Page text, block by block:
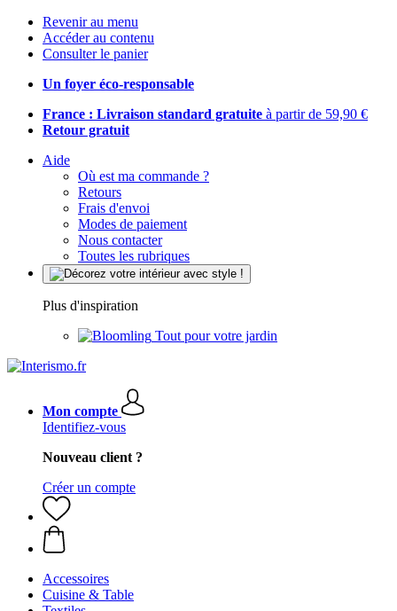
Revenir au menu
Accéder au contenu
Consulter le panier
Un foyer éco-responsable
France : Livraison standard gratuite à partir de 59,90 €
Retour gratuit
Aide
Où est ma commande ?
Retours
Frais d'envoi
Modes de paiement
Nous contacter
Toutes les rubriques
Plus d'inspiration
Tout pour votre jardin
Mon compte
Identifiez-vous
Nouveau client ?
Créer un compte
Accessoires
Cuisine & Table